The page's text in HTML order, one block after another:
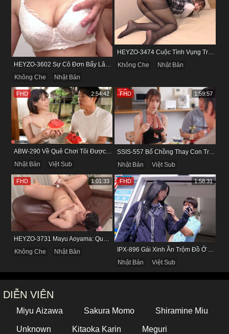
HEYZO-3602 Sự Cô Đơn Bấy Lâu Biến Haruka Thành Con Điếm Sành Sỏi
Không Che
Nhật Bản
HEYZO-3474 Cuộc Tình Vụng Trộm Cùng Cô Nàng Mảnh Mai Minami Fujii
Không Che
Nhật Bản
ABW-290 Về Quê Chơi Tôi Được Đụ Cô Bạn Thân Từ Thuở Nhỏ
Nhật Bản
Việt Sub
FHD 2:54:42
Nhật Bản
Việt Sub
FHD 1:59:57
HEYZO-3731 Mayu Aoyama: Quý Bà Biến Thái Thích Bị Nhìn Khi Tự Sướng
Không Che
Nhật Bản
FHD 1:01:33
Nhật Bản
Việt Sub
FHD 1:58:31
DIỄN VIÊN
Miyu Aizawa Sakura Momo Shiramine Miu
Unknown Kitaoka Karin Meguri